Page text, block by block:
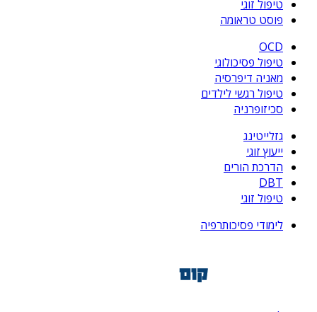
טיפול זוגי
פוסט טראומה
OCD
טיפול פסיכולוגי
מאניה דיפרסיה
טיפול רגשי לילדים
סכיזופרניה
גזלייטינג
ייעוץ זוגי
הדרכת הורים
DBT
טיפול זוגי
לימודי פסיכותרפיה